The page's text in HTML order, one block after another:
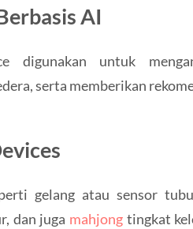
AI
digunakan untuk
serta memberikan
gelang atau sensor
dan juga mahjong tingkat